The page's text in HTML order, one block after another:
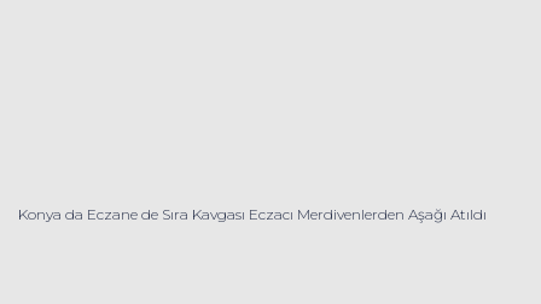
Konya da Eczane de Sıra Kavgası Eczacı Merdivenlerden Aşağı Atıldı